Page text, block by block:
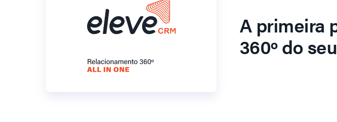
A primeira
360º do